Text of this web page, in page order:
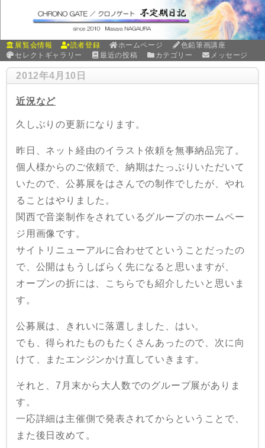
展覧会情報 読者登録 ホームページ
色鉛筆画講座
セレクトギャラリー
最近の投稿 カテゴリー メッセージ
2012年4月10日
近況など
久しぶりの更新になります。
昨日、ネット経由のイラスト依頼を無事納品完了。
個人様からのご依頼で、納期はたっぷりいただいて
いたので、公募展をはさんでの制作でしたが、やれ
ることはやりました。
関西で音楽制作をされているグループのホームペー
ジ用画像です。
サイトリニューアルに合わせてということだったの
で、公開はもうしばらく先になると思いますが、
オープンの折には、こちらでも紹介したいと思いま
す。
公募展は、きれいに落選しました、はい。
でも、得られたものもたくさんあったので、次に向
けて、またエンジンかけ直していきます。
それと、7月末から大人数でのグループ展がありま
す。
一応詳細は主催側で発表されてからということで、
また後日改めて。